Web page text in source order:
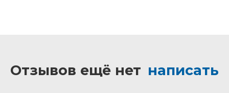
Отзывов ещё нет написать